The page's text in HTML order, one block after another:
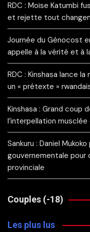
RDC : Moïse Katumbi
et rejette tout
Journée du Génocost
appelle à la vérité et à
RDC : Kinshasa lance
un « prétexte »
Kinshasa : Grand coup
l’interpellation
Sankuru : Daniel
gouvernementale pour
provinciale
Couples (-18)
Les plus lus